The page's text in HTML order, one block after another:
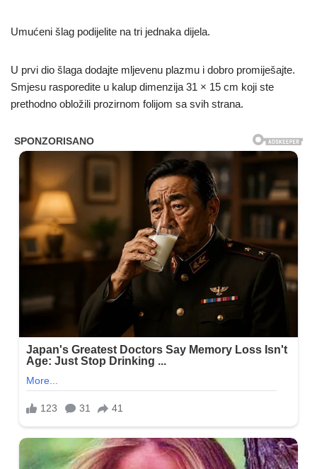
Umućeni šlag podijelite na tri jednaka dijela.
U prvi dio šlaga dodajte mljevenu plazmu i dobro promiješajte.
Smjesu rasporedite u kalup dimenzija 31 × 15 cm koji ste
prethodno obložili prozirnom folijom sa svih strana.